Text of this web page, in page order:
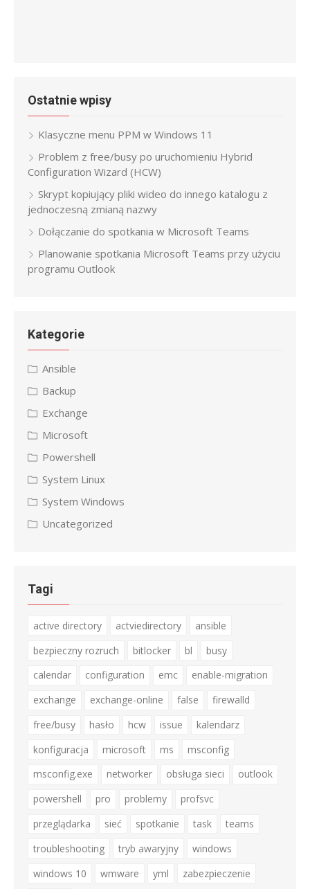
Ostatnie wpisy
Klasyczne menu PPM w Windows 11
Problem z free/busy po uruchomieniu Hybrid
Configuration Wizard (HCW)
Skrypt kopiujący pliki wideo do innego katalogu z
jednoczesną zmianą nazwy
Dołączanie do spotkania w Microsoft Teams
Planowanie spotkania Microsoft Teams przy użyciu
programu Outlook
Kategorie
Ansible
Backup
Exchange
Microsoft
Powershell
System Linux
System Windows
Uncategorized
Tagi
active directory actviedirectory
ansible
bezpieczny rozruch
bitlocker bl
busy
calendar
configuration emc
enable-migration
exchange
exchange-online false
firewalld
free/busy
hasło hcw issue
kalendarz
konfiguracja
microsoft ms
msconfig
msconfig.exe
networker obsługa sieci
outlook
powershell
pro problemy
profsvc
przeglądarka
sieć spotkanie task
teams
troubleshooting
tryb awaryjny
windows
windows 10
wmware yml zabezpieczenie